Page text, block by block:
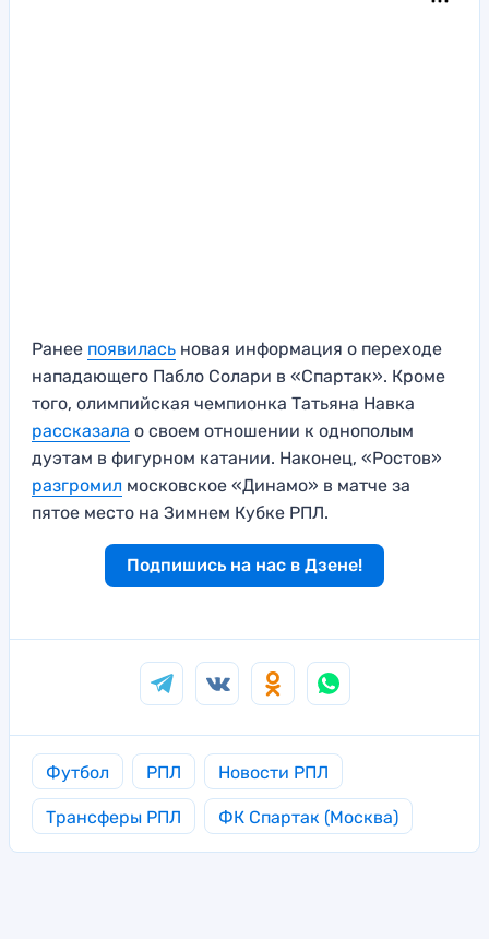
Ранее появилась новая информация о переходе
нападающего Пабло Солари в «Спартак». Кроме
того, олимпийская чемпионка Татьяна Навка
рассказала о своем отношении к однополым
дуэтам в фигурном катании. Наконец, «Ростов»
разгромил московское «Динамо» в матче за
пятое место на Зимнем Кубке РПЛ.
Подпишись на нас в Дзене!
Футбол РПЛ Новости РПЛ
Трансферы РПЛ ФК Спартак (Москва)